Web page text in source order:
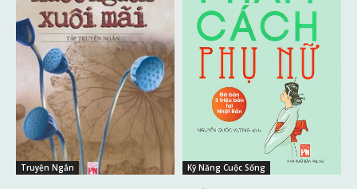
Truyện Ngắn Kỹ Năng Cuộc Sống